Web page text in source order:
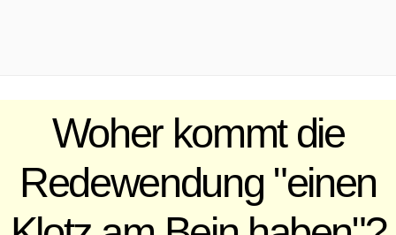
Woher kommt die
Redewendung "einen